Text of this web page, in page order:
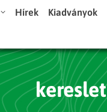
Hírek Kiadványok
kereslet